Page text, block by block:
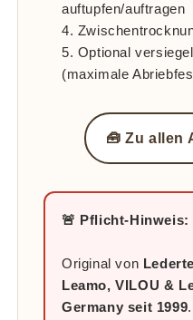
auftupfen/auftragen
Optional
(maximale
🧰 Zu allen
🚨 Pflicht-Hinweis:
Original von
Leamo, VILOU &
Germany seit 1999.